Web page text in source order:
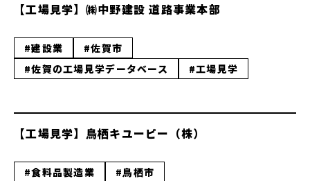
【工場見学】㈱中野建設 道路事業本部
#建設業
#佐賀市
#佐賀の工場見学データベース
#工場見学
【工場見学】鳥栖キユーピー（株）
#食料品製造業 #鳥栖市